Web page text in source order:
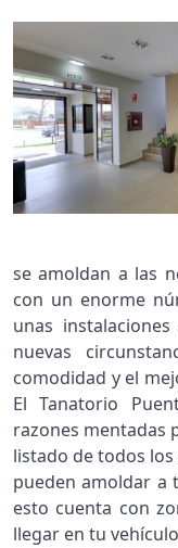
se amoldan a las
con un enorme
unas
nuevas
comodidad y el
El Tanatorio
razones mentadas
listado de todos
pueden amoldar a
esto cuenta con
llegar en tu